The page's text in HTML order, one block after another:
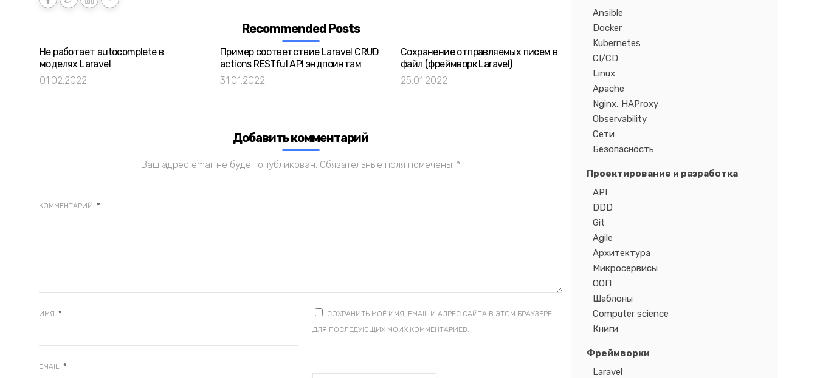
Recommended Posts
Не работает autocomplete в
моделях Laravel
01.02.2022
Пример соответствие Laravel CRUD
actions RESTful API эндпоинтам
31.01.2022
Сохранение отправляемых писем в
файл (фреймворк Laravel)
25.01.2022
Добавить комментарий
Ваш адрес email не будет опубликован. Обязательные поля помечены *
КОММЕНТАРИЙ *
ИМЯ *
EMAIL *
СОХРАНИТЬ МОЁ ИМЯ, EMAIL И АДРЕС САЙТА В ЭТОМ БРАУЗЕРЕ
ДЛЯ ПОСЛЕДУЮЩИХ МОИХ КОММЕНТАРИЕВ.
Ansible
Docker
Kubernetes
CI/CD
Linux
Apache
Nginx, HAProxy
Observability
Сети
Безопасность
Проектирование и разработка
API
DDD
Git
Agile
Архитектура
Микросервисы
ООП
Шаблоны
Computer science
Книги
Фреймворки
Laravel